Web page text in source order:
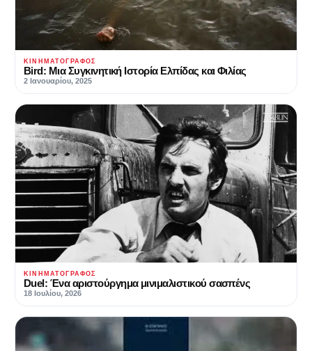
ΚΙΝΗΜΑΤΟΓΡΆΦΟΣ
Bird: Μια Συγκινητική Ιστορία Ελπίδας και Φιλίας
2 Ιανουαρίου, 2025
ΚΙΝΗΜΑΤΟΓΡΆΦΟΣ
Duel: Ένα αριστούργημα μινιμαλιστικού σασπένς
18 Ιουλίου, 2026